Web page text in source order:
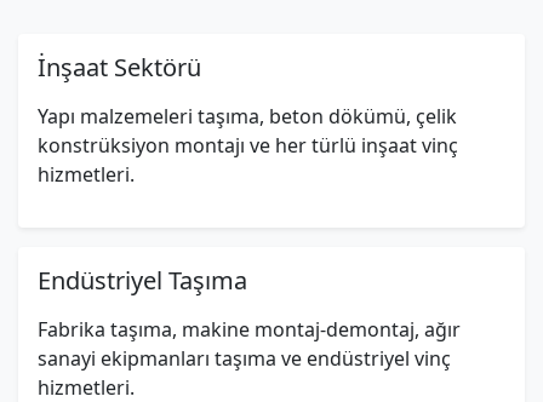
İnşaat Sektörü
Yapı malzemeleri taşıma, beton dökümü, çelik
konstrüksiyon montajı ve her türlü inşaat vinç
hizmetleri.
Endüstriyel Taşıma
Fabrika taşıma, makine montaj-demontaj, ağır
sanayi ekipmanları taşıma ve endüstriyel vinç
hizmetleri.